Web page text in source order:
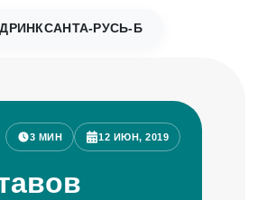
САНТА-РУСЬ-Б
3 МИН 12 ИЮН, 2019